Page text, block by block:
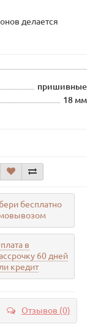
делается
пришивные
18 мм
бесплатно
в
60 дней
кредит
Отзывов (0)